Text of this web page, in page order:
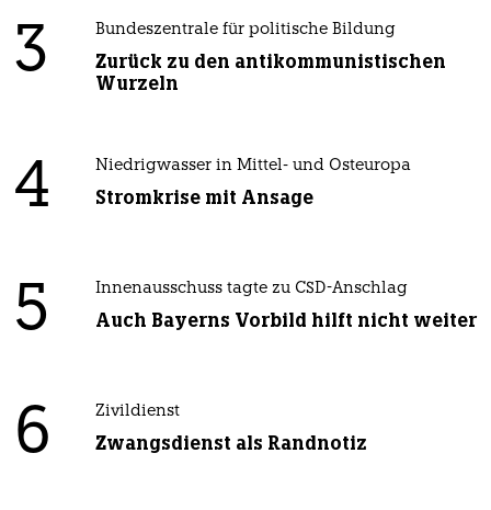
3 Bundeszentrale für politische Bildung
Zurück zu den antikommunistischen
Wurzeln
4 Niedrigwasser in Mittel- und Osteuropa
Stromkrise mit Ansage
5 Innenausschuss tagte zu CSD-Anschlag
Auch Bayerns Vorbild hilft nicht weiter
6 Zivildienst
Zwangsdienst als Randnotiz